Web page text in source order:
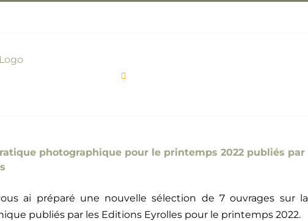
photographique pour le printemps 2022 publiés par
ai préparé une nouvelle sélection de 7 ouvrages sur la
publiés par les Editions Eyrolles pour le printemps 2022.